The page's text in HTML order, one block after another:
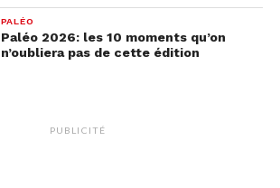
PALÉO
Paléo 2026: les 10 moments qu’on
n’oubliera pas de cette édition
PUBLICITÉ